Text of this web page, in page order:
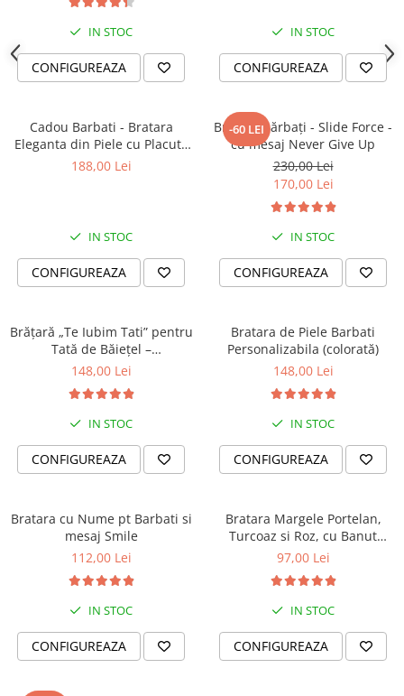
IN STOC
CONFIGUREAZA
IN STOC
CONFIGUREAZA
Cadou Barbati - Bratara
Eleganta din Piele cu Placuta
din Argint Personalizabila
188,00 Lei
IN STOC
CONFIGUREAZA
-60 LEI
Brățară bărbați - Slide Force -
cu mesaj Never Give Up
230,00 Lei
170,00 Lei
IN STOC
CONFIGUREAZA
Brățară „Te Iubim Tati” pentru
Tată de Băiețel –
Personalizată, Din Piele
148,00 Lei
IN STOC
CONFIGUREAZA
Bratara de Piele Barbati
Personalizabila (colorată)
148,00 Lei
IN STOC
CONFIGUREAZA
Bratara cu Nume pt Barbati si
mesaj Smile
112,00 Lei
IN STOC
CONFIGUREAZA
Bratara Margele Portelan,
Turcoaz si Roz, cu Banut
Personalizat
97,00 Lei
IN STOC
CONFIGUREAZA